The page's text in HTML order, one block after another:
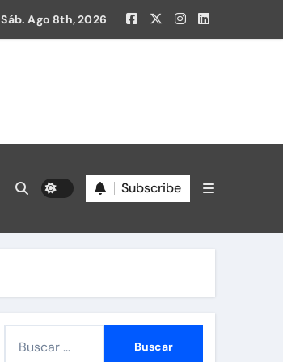
Sáb. Ago 8th, 2026
Subscribe